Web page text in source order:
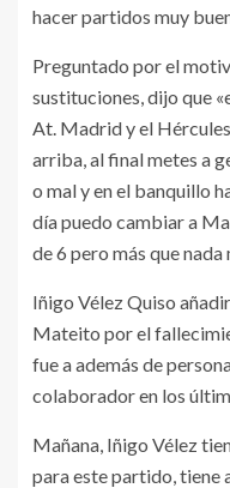
hacer partidos muy
Preguntado por el
sustituciones, dijo que
At. Madrid y el
arriba, al final metes a
o mal y en el banquillo
día puedo cambiar a
de 6 pero más que
Iñigo Vélez Quiso
Mateito por el
fue a además de
colaborador en los
Mañana, Iñigo Vélez
para este partido, tiene